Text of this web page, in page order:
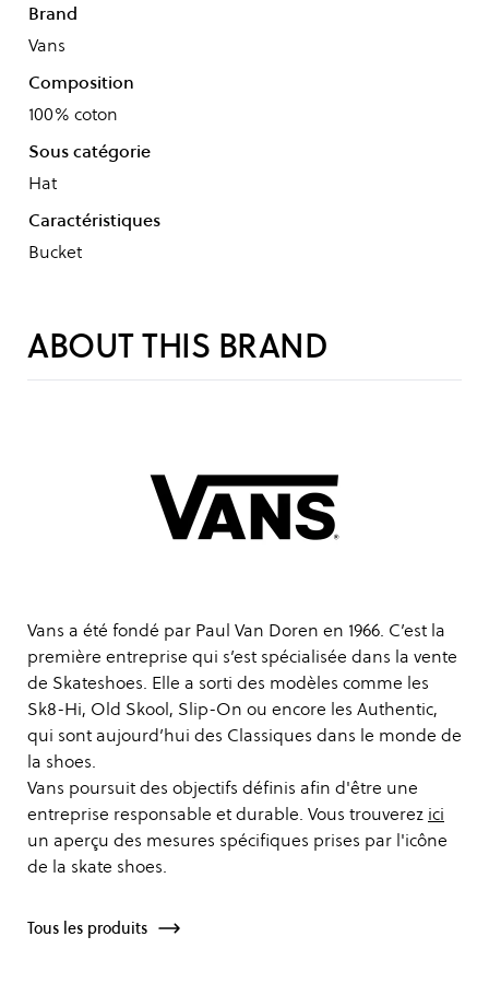
Brand
Vans
Composition
100% coton
Sous catégorie
Hat
Caractéristiques
Bucket
ABOUT THIS BRAND
Vans a été fondé par Paul Van Doren en 1966. C’est la
première entreprise qui s’est spécialisée dans la vente
de Skateshoes. Elle a sorti des modèles comme les
Sk8-Hi, Old Skool, Slip-On ou encore les Authentic,
qui sont aujourd’hui des Classiques dans le monde de
la shoes.
Vans poursuit des objectifs définis afin d'être une
entreprise responsable et durable. Vous trouverez ici
un aperçu des mesures spécifiques prises par l'icône
de la skate shoes.
Tous les produits